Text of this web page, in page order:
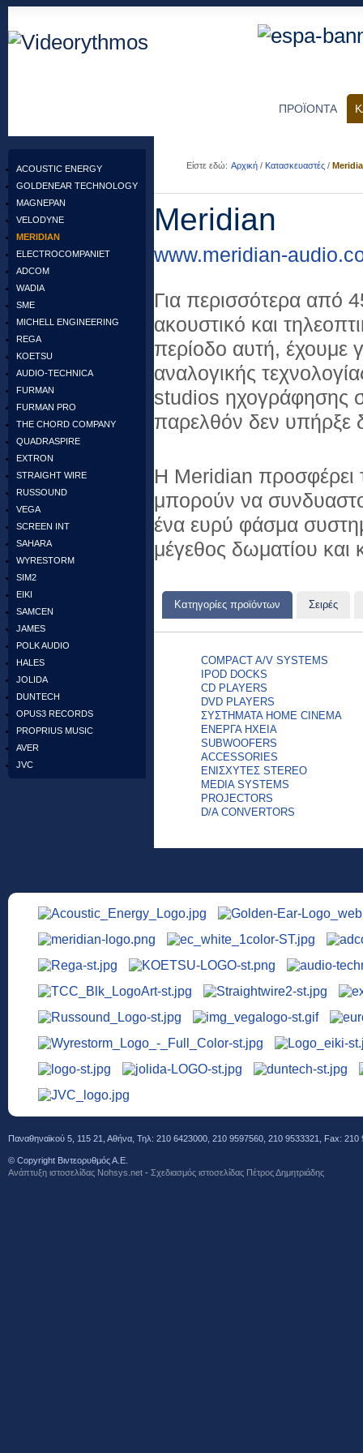
ΠΡΟΪΟΝΤΑ
ACOUSTIC ENERGY
GOLDENEAR TECHNOLOGY
MAGNEPAN
VELODYNE
MERIDIAN
ELECTROCOMPANIET
ADCOM
WADIA
SME
MICHELL ENGINEERING
REGA
KOETSU
AUDIO-TECHNICA
FURMAN
FURMAN PRO
THE CHORD COMPANY
QUADRASPIRE
EXTRON
STRAIGHT WIRE
RUSSOUND
VEGA
SCREEN INT
SAHARA
WYRESTORM
SIM2
EIKI
SAMCEN
JAMES
POLK AUDIO
HALES
JOLIDA
DUNTECH
OPUS3 RECORDS
PROPRIUS MUSIC
AVER
JVC
Είστε εδώ: Αρχική / Κατασκευαστές /
Meridian
www.meridian-
Για περισσότερα από
ακουστικό και
περίοδο αυτή, έχουμε
αναλογικής
studios ηχογράφησης
παρελθόν δεν υπήρξε
Η Meridian προσφέρει
μπορούν να
ένα ευρύ φάσμα
μέγεθος δωματίου και
Κατηγορίες προϊόντων Σειρές
COMPACT A/V SYSTEMS
IPOD DOCKS
CD PLAYERS
DVD PLAYERS
ΣΥΣΤΗΜΑΤΑ HOME CINEMA
ENEΡΓΑ ΗΧΕΙΑ
SUBWOOFERS
ACCESSORIES
ΕΝΙΣΧΥΤΕΣ STEREO
MEDIA SYSTEMS
PROJECTORS
D/A CONVERTORS
Παναθηναϊκού 5, 115 21, Αθήνα, Τηλ: 210 6423000, 210 9597560, 210 9533321, Fax:
© Copyright Βιντεορυθμός Α.Ε.
Ανάπτυξη ιστοσελίδας Νohsys.net - Σχεδιασμός ιστοσελίδας Πέτρος Δημητριάδης